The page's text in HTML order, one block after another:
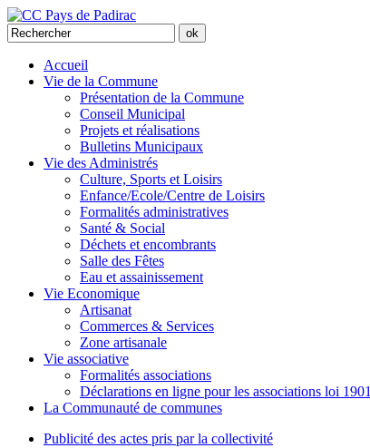
Accueil
Vie de la Commune
Présentation de la Commune
Conseil Municipal
Projets et réalisations
Bulletins Municipaux
Vie des Administrés
Culture, Sports et Loisirs
Enfance/Ecole/Centre de Loisirs
Formalités administratives
Santé & Social
Déchets et encombrants
Salle des Fêtes
Eau et assainissement
Vie Economique
Artisanat
Commerces & Services
Zone artisanale
Vie associative
Formalités associations
Déclarations en ligne pour les associations loi 1901
La Communauté de communes
Publicité des actes pris par la collectivité